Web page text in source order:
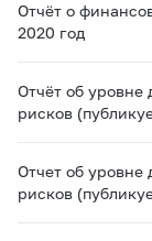
Отчёт о
2020 год
Отчёт об уровне
рисков
Отчет об уровне
рисков